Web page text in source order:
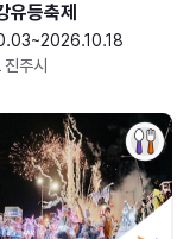
유등축제
주시